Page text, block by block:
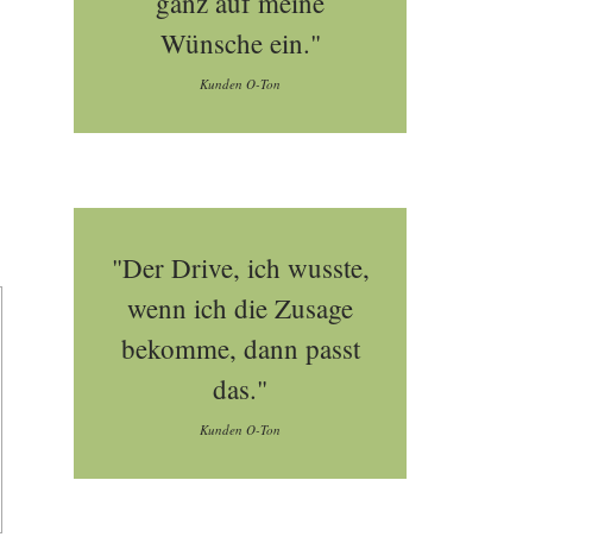
Wünsche ein."
Kunden O-Ton
"Der Drive, ich wusste,
wenn ich die Zusage
bekomme, dann passt
das."
Kunden O-Ton